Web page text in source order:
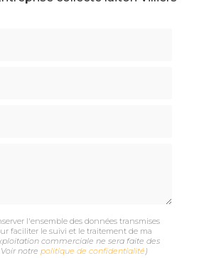
l'ensemble des données transmises
faciliter le suivi et le traitement de ma
commerciale ne sera faite des
notre politique de confidentialité )